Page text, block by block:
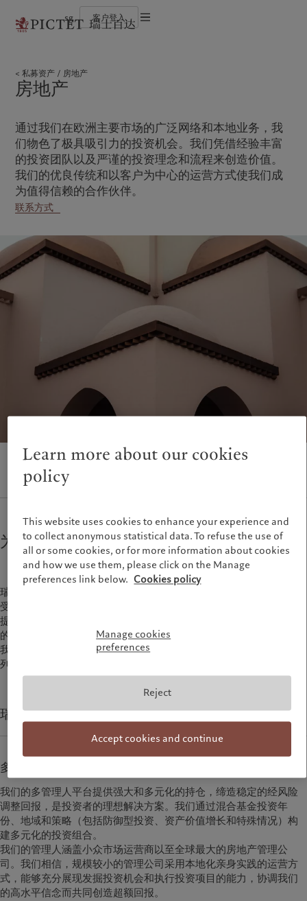
sg 客户登入
企业评级
加入我们
历史沿革
瑞士百达罗夏蒙园区
机构投资者
另类投资
资产服务
市场深度解读
负责任投资
负责任雇主
基金会
Belgique
Deutschland
Spain|España
France
Italia| Italy
Luxembourg (fr)
Monaco (en)
Monaco (fr)
Switzerland|Suisse|Schweiz
Svizzera
China Offshore|中国离岸
Hong Kong SAR|香港特別行政區
|香港特别行政区
日本
Canada (en)|Canada (fr)
中东
Israel
United Arab Emirates
瑞士百达集团
瑞士百达集团合伙人
企业评级
奖项
加入我们
多元、平等和包容
历史沿革
瑞士百达罗夏蒙园区
个人与家族
金融中介
机构投资者
资产服务
洞察见解
市场洞察
市场深度解读
负责任投资
负责任雇主
私募资产 房地产
房地产
通过我们在欧洲主要市场的广泛网络和本地业务，我
们物色了极具吸引力的投资机会。我们凭借经验丰富
的投资团队以及严谨的投资理念和流程来创造价值。
我们的优良传统和以客户为中心的运营方式使我们成
为值得信赖的合作伙伴。
联系方式
为何选择瑞士百达
瑞士百达是首选的房地产合作伙伴，这要归功于我们深厚和长期的
受托信誉以及与投资者的利益紧密一致。我们利用独特的投资理念
提供有别于股市的超额回报来源：聚焦主题的高确信度投资和审慎
的风险管理方法。
我们通过直接和多管理人投资解决方案以及共同投资机会提供一系
列收入和资本增长策略。
瑞士百达房地产
多管理人
我们的多管理人平台提供强大和多元化的持仓，缔造稳定的经风险
调整回报，是投资者的理想解决方案。我们通过混合基金投资年
份、地域和策略（包括防御型投资、资产价值增长和特殊情况）构
建多元化的投资组合。
我们的管理人涵盖小众市场运营商以至全球最大的房地产管理公
司。我们相信，规模较小的管理公司采用本地化亲身实践的运营方
式，能够充分展现发掘投资机会和执行投资项目的能力，协调我们
的高水平信念而共同创造超额回报。
Learn more about our cookies
policy
This website uses cookies to enhance your experience and
to collect anonymous statistical data. To refuse the use of
all or some cookies, or for more information about cookies
and how we use them, please click on the Manage
preferences link below. Cookies policy
Manage cookies
preferences
Reject
Accept cookies and continue